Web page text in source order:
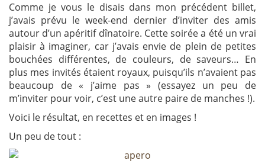
Comme je vous le disais dans mon précédent billet,
j’avais prévu le week-end dernier d’inviter des amis
autour d’un apéritif dînatoire. Cette soirée a été un vrai
plaisir à imaginer, car j’avais envie de plein de petites
bouchées différentes, de couleurs, de saveurs… En
plus mes invités étaient royaux, puisqu’ils n’avaient pas
beaucoup de « j’aime pas » (essayez un peu de
m’inviter pour voir, c’est une autre paire de manches !).
Voici le résultat, en recettes et en images !
Un peu de tout :